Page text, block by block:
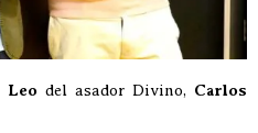
Leo del asador Divino, Carlos